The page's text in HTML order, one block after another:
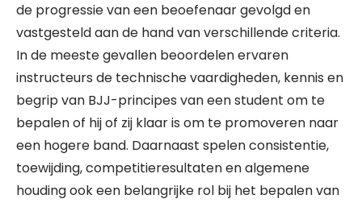
de progressie van een beoefenaar gevolgd en
vastgesteld aan de hand van verschillende criteria.
In de meeste gevallen beoordelen ervaren
instructeurs de technische vaardigheden, kennis en
begrip van BJJ-principes van een student om te
bepalen of hij of zij klaar is om te promoveren naar
een hogere band. Daarnaast spelen consistentie,
toewijding, competitieresultaten en algemene
houding ook een belangrijke rol bij het bepalen van